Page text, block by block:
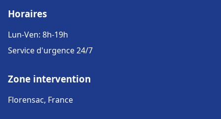
Horaires
Lun-Ven: 8h-19h
Service d'urgence 24/7
Zone intervention
Florensac, France